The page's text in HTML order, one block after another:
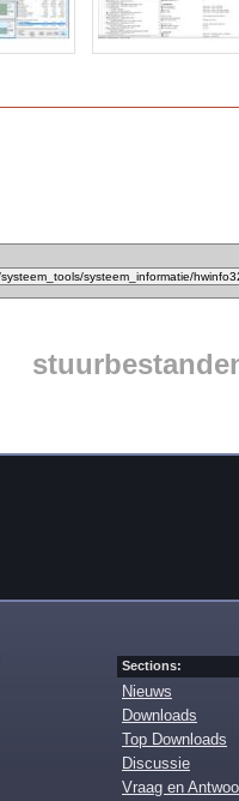
Sections:
Nieuws
Downloads
Top Downloads
Discussie
Vraag en